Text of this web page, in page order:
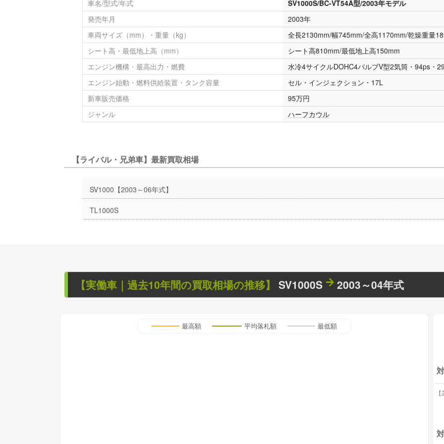
車名/型式/年式
SV1000S/BC-VT54A型/2003年モデル
発売年月
2003年
車両サイズ（mm）・重量（kg）
全長2130mm/幅745mm/全高1170mm/乾燥重量
シート高・最低地上高（mm）
シート高810mm/最低地上高150mm
エンジン機構・最高出力・燃費
水冷4サイクルDOHC4バルブV型2気筒・94ps・
エンジン始動・燃料供給装置・タンク容量
セル・インジェクション・17L
新車販売価格
95万円
ジャンル
ハーフカウル
【ライバル・兄弟車】最新買取相場
SV1000【2003～06年式】
TL1000S
【実働車｜過去10年間の買取相場の推移】 SV1000S 2003～04年式
最高額 平均落札額 最低額